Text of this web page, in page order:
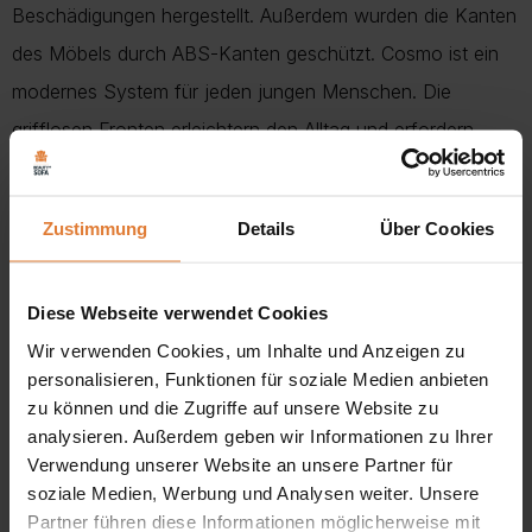
Zustimmung Details Über Cookies
Diese Webseite verwendet Cookies
Wir verwenden Cookies, um Inhalte und Anzeigen zu
personalisieren, Funktionen für soziale Medien anbieten
zu können und die Zugriffe auf unsere Website zu
analysieren. Außerdem geben wir Informationen zu Ihrer
Verwendung unserer Website an unsere Partner für
soziale Medien, Werbung und Analysen weiter. Unsere
Partner führen diese Informationen möglicherweise mit
Beschädigungen hergestellt. Außerdem wurden die Kanten
des Möbels durch ABS-Kanten geschützt. Cosmo ist ein
modernes System für jeden jungen Menschen. Die
grifflosen Fronten erleichtern den Alltag und erfordern
keinen großen Kraftaufwand. Sowohl die Front als auch
Schichtstoffplatte gefertigt. Ein weiterer Vorteil ist die
Eiche sonoma, Eiche riviera.
Ob Sie ein Wohnzimmer oder ein Jugendzimmer einrichten,
das Möbelsystem “Cosmo” ist eine Garantie für
Langlebigkeit, Stil und Modernität. Lassen Sie Ihre Räume
mit unseren Möbeln, die Eleganz, Funktionalität und